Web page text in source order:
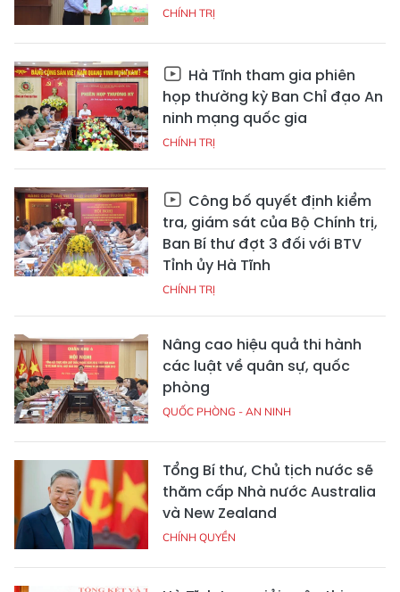
CHÍNH TRỊ
Hà Tĩnh tham gia phiên
họp thường kỳ Ban Chỉ đạo An
ninh mạng quốc gia
CHÍNH TRỊ
Công bố quyết định kiểm
tra, giám sát của Bộ Chính trị,
Ban Bí thư đợt 3 đối với BTV
Tỉnh ủy Hà Tĩnh
CHÍNH TRỊ
Nâng cao hiệu quả thi hành
các luật về quân sự, quốc
phòng
QUỐC PHÒNG - AN NINH
Tổng Bí thư, Chủ tịch nước sẽ
thăm cấp Nhà nước Australia
và New Zealand
CHÍNH QUYỀN